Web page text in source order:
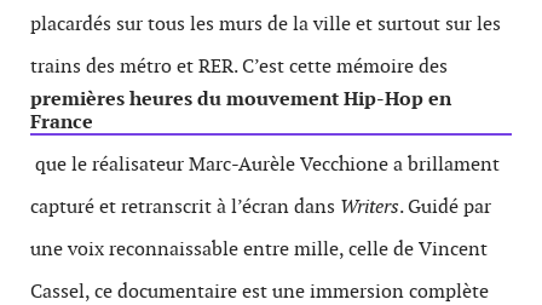
placardés sur tous les murs de la ville et surtout sur les
trains des métro et RER. C’est cette mémoire des
premières heures du mouvement Hip-Hop en
France
que le réalisateur Marc-Aurèle Vecchione a brillament
capturé et retranscrit à l’écran dans Writers. Guidé par
une voix reconnaissable entre mille, celle de Vincent
Cassel, ce documentaire est une immersion complète